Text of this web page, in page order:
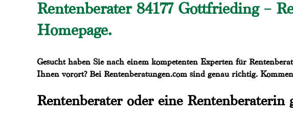
Rentenberater 84177 Gottfrieding –
Homepage.
Gesucht haben Sie nach einem kompetenten Experten für
Ihnen vorort? Bei Rentenberatungen.com sind genau richtig.
Rentenberater oder eine Rentenberaterin